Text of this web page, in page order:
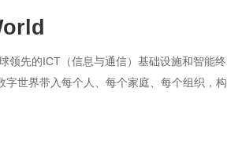
领先的ICT（信息与通信）基础设施和智能终
字世界带入每个人、每个家庭、每个组织，构